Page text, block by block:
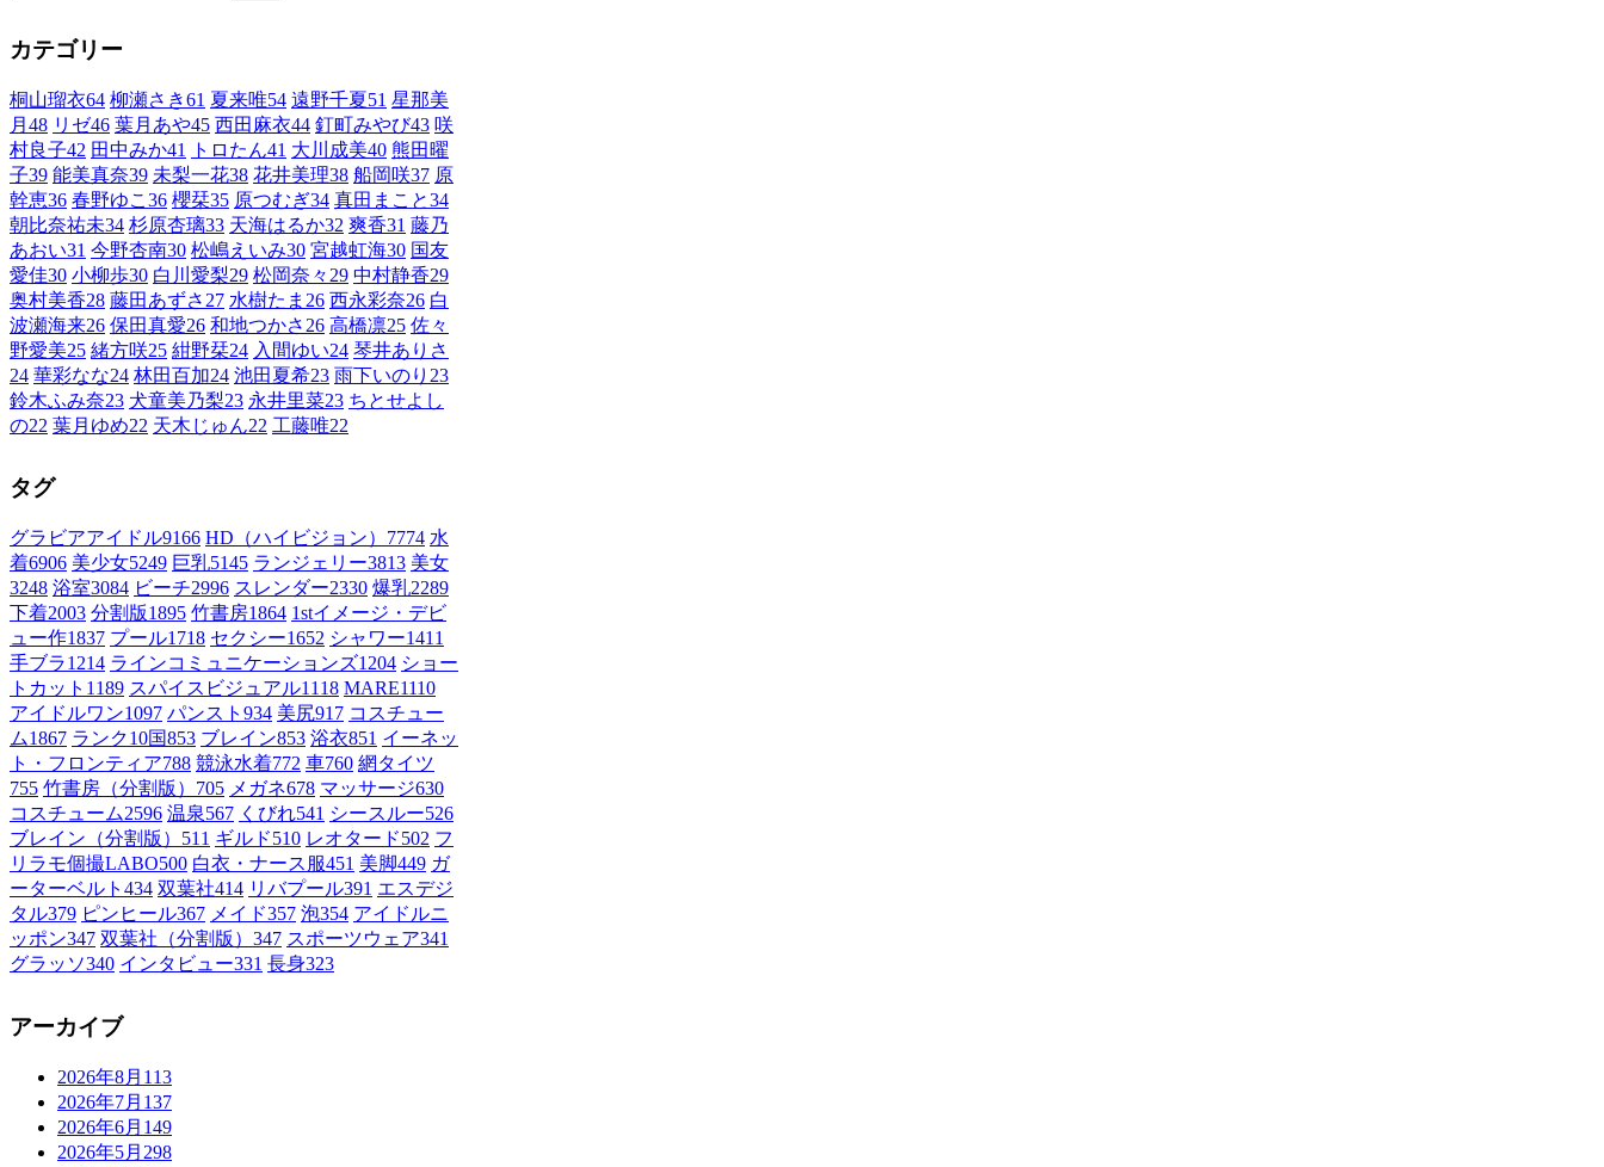
カテゴリー
桐山瑠衣64 柳瀬さき61 夏来唯54 遠野千夏51 星那美
月 48 リゼ46 葉月あや45 西田麻衣44 釘町みやび43 咲
村良子42 田中みか41 トロたん41 大川成美40 熊田曜
子39 能美真奈39 未梨一花38 花井美理38 船岡咲37 原
幹恵36 春野ゆこ 36 櫻栞35 原つむぎ34 真田まこと34
朝比奈祐未34 杉原杏璃33 天海はるか32 爽香31 藤乃
あおい31 今野杏南30 松嶋えいみ30 宮越虹海30 国友
愛佳30 小柳歩30 白川愛梨29 松岡奈々 29 中村静香29
奥村美香28 藤田あずさ 27 水樹たま 26 西永彩奈26 白
波瀬海来26 保田真愛26 和地つかさ 26 高橋凛25 佐々
野愛美25 緒方咲25 紺野栞24 入間ゆい24 琴井ありさ
24 華彩なな24 林田百加24 池田夏希23 雨下いのり 23
鈴木ふみ奈23 犬童美乃梨23 永井里菜23 ちとせよし
の22 葉月ゆめ22 天木じゅん22 工藤唯22
タグ
グラビアアイドル9166 HD（ハイビジョン） 7774 水
着6906 美少女5249 巨乳5145 ランジェリー3813 美女
3248 浴室3084 ビーチ2996 スレンダー2330 爆乳2289
下着2003 分割版1895 竹書房1864 1stイメージ・デビ
ュー作1837 プール1718 セクシー1652 シャワー1411
手ブラ1214 ラインコミュニケーションズ1204 ショー
トカット 1189 スパイスビジュアル1118 MARE1110
アイドルワン1097 パンスト 934 美尻917 コスチュー
ム1867 ランク10国853 ブレイン853 浴衣851 イーネッ
ト・フロンティア788 競泳水着772 車760 網タイツ
755 竹書房（分割版） 705 メガネ678 マッサージ630
コスチューム2596 温泉567 くびれ541 シースルー526
ブレイン（分割版） 511 ギルド510 レオタード502 フ
リラモ個撮LABO500 白衣・ナース服451 美脚449 ガ
ーターベルト 434 双葉社414 リバプール391 エスデジ
タル379 ピンヒール367 メイド357 泡354 アイドルニ
ッポン347 双葉社（分割版） 347 スポーツウェア341
グラッソ340 インタビュー331 長身323
アーカイブ
2026年8月 113
2026年7月 137
2026年6月 149
2026年5月 298